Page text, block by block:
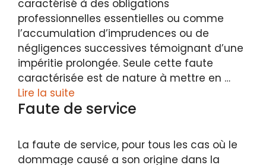
caractérisé à des obligations
professionnelles essentielles ou comme
l’accumulation d’imprudences ou de
négligences successives témoignant d’une
impéritie prolongée. Seule cette faute
caractérisée est de nature à mettre en …
Lire la suite
Faute de service
La faute de service, pour tous les cas où le
dommage causé a son origine dans la